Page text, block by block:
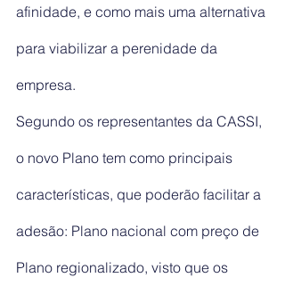
afinidade, e como mais uma alternativa
para viabilizar a perenidade da
empresa.
Segundo os representantes da CASSI,
o novo Plano tem como principais
características, que poderão facilitar a
adesão: Plano nacional com preço de
Plano regionalizado, visto que os